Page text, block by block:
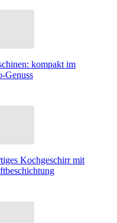
kompakt im
Genuss
Kochgeschirr mit